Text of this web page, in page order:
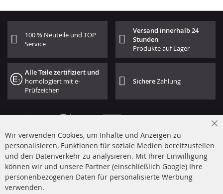
100 % Neuteile und TOP
Service
Versand innerhalb 24
Stunden
Produkte auf Lager
Alle Teile zertifiziert und
homologiert mit e-
Prüfzeichen
SichereZahlung
+49 (0) 4533 799 00 0
Mo-Do: 09-17 Uhr, Fr 09-16 Uhr
info@contra-automotive.de
Wir verwenden Cookies, um Inhalte und Anzeigen zu
personalisieren, Funktionen für soziale Medien bereitzustellen
und den Datenverkehr zu analysieren. Mit Ihrer Einwilligung
können wir und unsere Partner (einschließlich Google) Ihre
personenbezogenen Daten für personalisierte Werbung
verwenden.